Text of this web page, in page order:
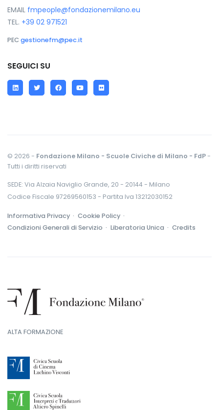
EMAIL fmpeople@fondazionemilano.eu
TEL. +39 02 971521
PEC gestionefm@pec.it
SEGUICI SU
LinkedInTwitterFacebookYouTube
Flickr
© 2026 - Fondazione Milano - Scuole Civiche di Milano - FdP-
Tutti i diritti riservati
SEDE: Via Alzaia Naviglio Grande, 20 - 20144 - Milano
Codice Fiscale 97269560153 - Partita Iva 13212030152
Informativa Privacy · Cookie Policy ·
Condizioni Generali di Servizio · Liberatoria Unica · Credits
ALTA FORMAZIONE